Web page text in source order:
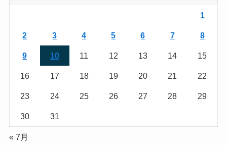
1
2 3 4 5 6 7 8
9 10 11 12 13 14 15
16 17 18 19 20 21 22
23 24 25 26 27 28 29
30 31
« 7月